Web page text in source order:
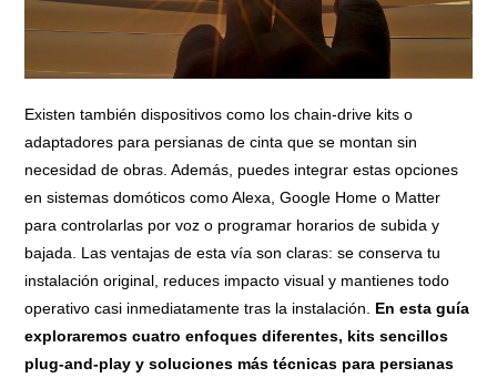
Existen también dispositivos como los chain‑drive kits o
adaptadores para persianas de cinta que se montan sin
necesidad de obras. Además, puedes integrar estas opciones
en sistemas domóticos como Alexa, Google Home o Matter
para controlarlas por voz o programar horarios de subida y
bajada. Las ventajas de esta vía son claras: se conserva tu
instalación original, reduces impacto visual y mantienes todo
operativo casi inmediatamente tras la instalación. En esta guía
exploraremos cuatro enfoques diferentes, kits sencillos
plug‑and‑play y soluciones más técnicas para persianas